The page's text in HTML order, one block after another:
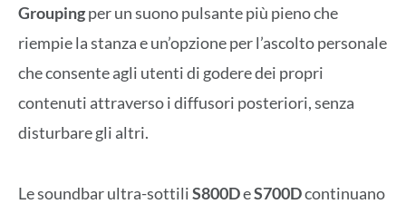
Groupingper un suono pulsante più pieno che
riempie la stanza e un’opzione per l’ascolto personale
che consente agli utenti di godere dei propri
contenuti attraverso i diffusori posteriori, senza
disturbare gli altri.
Le soundbar ultra-sottiliS800DeS700Dcontinuano